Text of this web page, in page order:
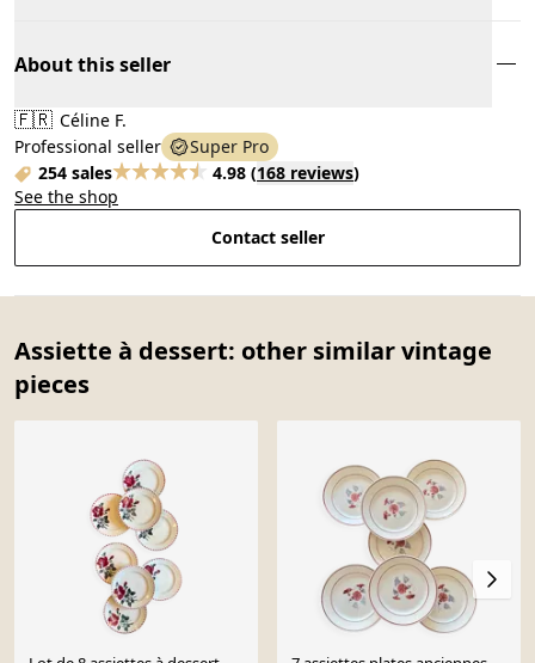
About this seller
🇫🇷 Céline F.
Professional seller
Super Pro
254 sales
4.98 (168 reviews)
See the shop
Contact seller
Assiette à dessert: other similar vintage
pieces